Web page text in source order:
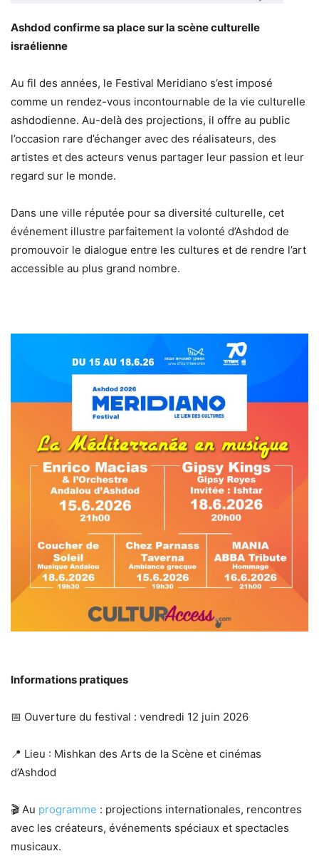
Ashdod confirme sa place sur la scène culturelle
israélienne
Au fil des années, le Festival Meridiano s’est imposé
comme un rendez-vous incontournable de la vie culturelle
ashdodienne. Au-delà des projections, il offre au public
l’occasion rare d’échanger avec des réalisateurs, des
artistes et des acteurs venus partager leur passion et leur
regard sur le monde.
Dans une ville réputée pour sa diversité culturelle, cet
événement illustre parfaitement la volonté d’Ashdod de
promouvoir le dialogue entre les cultures et de rendre l’art
accessible au plus grand nombre.
Informations pratiques
📅 Ouverture du festival : vendredi 12 juin 2026
📍 Lieu : Mishkan des Arts de la Scène et cinémas
d’Ashdod
🎬 Au programme : projections internationales, rencontres
avec les créateurs, événements spéciaux et spectacles
musicaux.